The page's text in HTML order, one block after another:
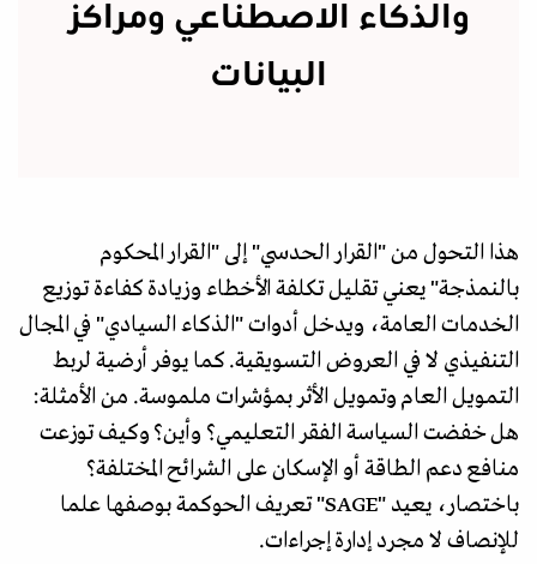
والذكاء الاصطناعي ومراكز
البيانات
هذا التحول من "القرار الحدسي" إلى "القرار المحكوم
بالنمذجة" يعني تقليل تكلفة الأخطاء وزيادة كفاءة توزيع
الخدمات العامة، ويدخل أدوات "الذكاء السيادي" في المجال
التنفيذي لا في العروض التسويقية. كما يوفر أرضية لربط
التمويل العام وتمويل الأثر بمؤشرات ملموسة. من الأمثلة:
هل خفضت السياسة الفقر التعليمي؟ وأين؟ وكيف توزعت
منافع دعم الطاقة أو الإسكان على الشرائح المختلفة؟
باختصار، يعيد "SAGE" تعريف الحوكمة بوصفها علما
للإنصاف لا مجرد إدارة إجراءات.